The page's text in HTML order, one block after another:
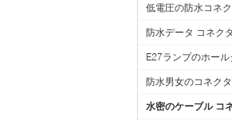
低電圧の防水コネ
防水データ コネク
E27ランプのホール
防水男女のコネク
水密のケーブル コ